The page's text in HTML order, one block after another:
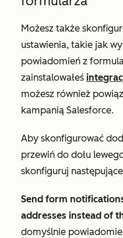
Możesz także
ustawienia, takie jak
powiadomień z
zainstalowałeś
możesz również
kampanią Salesforce.
Aby skonfigurować
przewiń do dołu
skonfiguruj
Send form
addresses instead of
domyślnie